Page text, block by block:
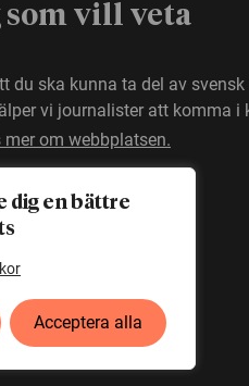
dig en bättre
Acceptera alla
som vill veta
du ska kunna ta del av
vi journalister att komma i
mer om webbplatsen.